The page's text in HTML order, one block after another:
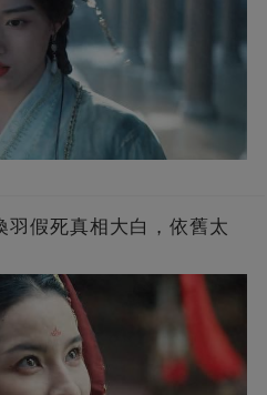
羽假死真相大白，依舊太